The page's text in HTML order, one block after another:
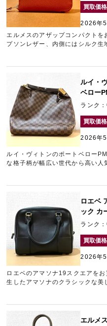
買取価
2026年
エルメスのアザップコンパクト
プソンレザー、内側にはシルク
んだんに取り入れた大人気コン
ド財布の売却をご検討中の方は
ラリーレア神戸元町店」をご利用
ルイ・
ベロー
ランク
買取価
2026年
ルイ・ヴィトンのポートベロー
な格子柄が幅広い世代から高い人
す。中古市場への流通数が非常
ロエベ
ック カ
ランク
買取価
2026年
ロエベのアマソナ19スクエアを
生したアマソナのクラシックな美
いフォルムへとデザインされた
レア神戸元町店」にお任せくださ
エルメ